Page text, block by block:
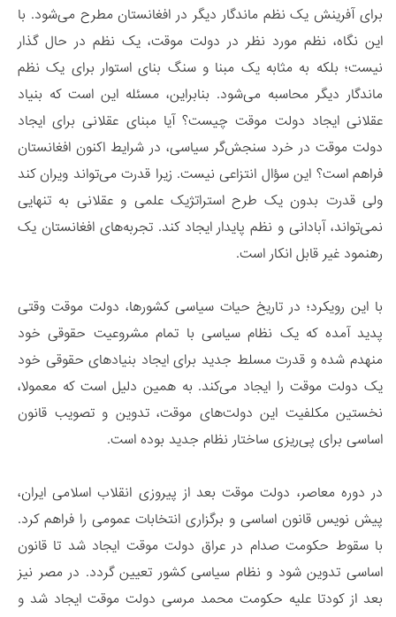
برای آفرینش یک نظم ماندگار دیگر در افغانستان مطرح می‌شود. با
این نگاه، نظم مورد نظر در دولت موقت، یک نظم در حال گذار
نیست؛ بلکه به مثابه یک مبنا و سنگ بنای استوار برای یک نظم
ماندگار دیگر محاسبه می‌شود. بنابراین، مسئله این است که بنیاد
عقلانی ایجاد دولت موقت چیست؟ آیا مبنای عقلانی برای ایجاد
دولت موقت در خرد سنجش‌گر سیاسی، در شرایط اکنون افغانستان
فراهم است؟ این سؤال انتزاعی نیست. زیرا قدرت می‌تواند ویران کند
ولی قدرت بدون یک طرح استراتژیک علمی و عقلانی به تنهایی
نمی‌تواند، آبادانی و نظم پایدار ایجاد کند. تجربه‌های افغانستان یک
رهنمود غیر قابل انکار است.
با این رویکرد؛ در تاریخ حیات سیاسی کشورها، دولت موقت وقتی
پدید آمده که یک نظام سیاسی با تمام مشروعیت حقوقی خود
منهدم شده و قدرت مسلط جدید برای ایجاد بنیادهای حقوقی خود
یک دولت موقت را ایجاد می‌کند. به همین دلیل است که معمولا،
نخستین مکلفیت این دولت‌های موقت، تدوین و تصویب قانون
اساسی برای پی‌ریزی ساختار نظام جدید بوده است.
در دوره معاصر، دولت موقت بعد از پیروزی انقلاب اسلامی ایران،
پیش نویس قانون اساسی و برگزاری انتخابات عمومی را فراهم کرد.
با سقوط حکومت صدام در عراق دولت موقت ایجاد شد تا قانون
اساسی تدوین شود و نظام سیاسی کشور تعیین گردد. در مصر نیز
بعد از کودتا علیه حکومت محمد مرسی دولت موقت ایجاد شد و